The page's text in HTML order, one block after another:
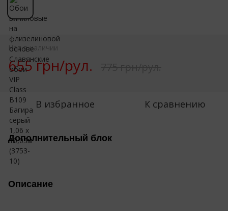
Нет в наличии
655 грн/рул.
В избранное К сравнению
Дополнительный блок
Описание